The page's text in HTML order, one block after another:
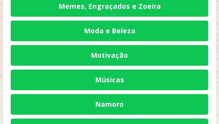
Memes, Engraçados e Zoeira
Moda e Beleza
Motivação
Músicas
Namoro